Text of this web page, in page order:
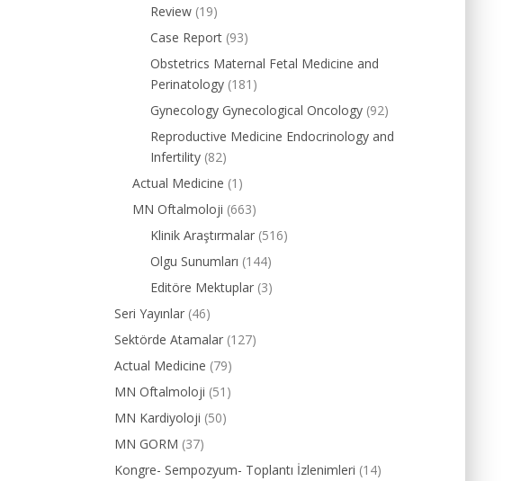
Review (19)
Case Report (93)
Obstetrics Maternal Fetal Medicine and
Perinatology (181)
Gynecology Gynecological Oncology (92)
Reproductive Medicine Endocrinology and
Infertility (82)
Actual Medicine (1)
MN Oftalmoloji (663)
Klinik Araştırmalar (516)
Olgu Sunumları (144)
Editöre Mektuplar (3)
Seri Yayınlar (46)
Sektörde Atamalar (127)
Actual Medicine (79)
MN Oftalmoloji (51)
MN Kardiyoloji (50)
MN GORM (37)
Kongre- Sempozyum- Toplantı İzlenimleri (14)